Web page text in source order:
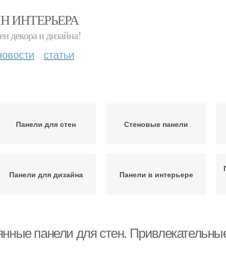
ИНТЕРЬЕРА
декора и дизайна!
статьи
Панели для стен Стеновые панели
Панели для дизайна Панели в интерьере
панели для стен.